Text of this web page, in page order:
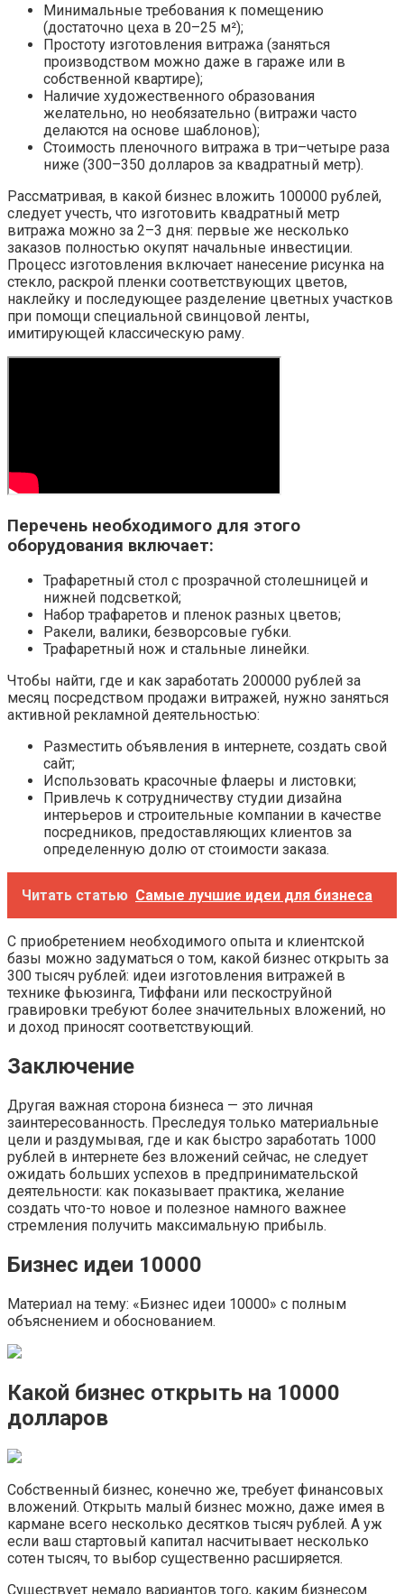
Минимальные требования к помещению
(достаточно цеха в 20–25 м²);
Простоту изготовления витража (заняться
производством можно даже в гараже или в
собственной квартире);
Наличие художественного образования
желательно, но необязательно (витражи часто
делаются на основе шаблонов);
Стоимость пленочного витража в три–четыре раза
ниже (300–350 долларов за квадратный метр).
Рассматривая, в какой бизнес вложить 100000 рублей,
следует учесть, что изготовить квадратный метр
витража можно за 2–3 дня: первые же несколько
заказов полностью окупят начальные инвестиции.
Процесс изготовления включает нанесение рисунка на
стекло, раскрой пленки соответствующих цветов,
наклейку и последующее разделение цветных участков
при помощи специальной свинцовой ленты,
имитирующей классическую раму.
Перечень необходимого для этого
оборудования включает:
Трафаретный стол с прозрачной столешницей и
нижней подсветкой;
Набор трафаретов и пленок разных цветов;
Ракели, валики, безворсовые губки.
Трафаретный нож и стальные линейки.
Чтобы найти, где и как заработать 200000 рублей за
месяц посредством продажи витражей, нужно заняться
активной рекламной деятельностью:
Разместить объявления в интернете, создать свой
сайт;
Использовать красочные флаеры и листовки;
Привлечь к сотрудничеству студии дизайна
интерьеров и строительные компании в качестве
посредников, предоставляющих клиентов за
определенную долю от стоимости заказа.
Читать статью Самые лучшие идеи для бизнеса
С приобретением необходимого опыта и клиентской
базы можно задуматься о том, какой бизнес открыть за
300 тысяч рублей: идеи изготовления витражей в
технике фьюзинга, Тиффани или пескоструйной
гравировки требуют более значительных вложений, но
и доход приносят соответствующий.
Заключение
Другая важная сторона бизнеса — это личная
заинтересованность. Преследуя только материальные
цели и раздумывая, где и как быстро заработать 1000
рублей в интернете без вложений сейчас, не следует
ожидать больших успехов в предпринимательской
деятельности: как показывает практика, желание
создать что-то новое и полезное намного важнее
стремления получить максимальную прибыль.
Бизнес идеи 10000
Материал на тему: «Бизнес идеи 10000» с полным
объяснением и обоснованием.
Какой бизнес открыть на 10000
долларов
Собственный бизнес, конечно же, требует финансовых
вложений. Открыть малый бизнес можно, даже имея в
кармане всего несколько десятков тысяч рублей. А уж
если ваш стартовый капитал насчитывает несколько
сотен тысяч, то выбор существенно расширяется.
Существует немало вариантов того, каким бизнесом